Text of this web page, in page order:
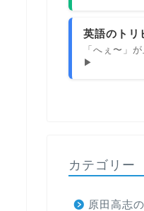
英語のトリ
「へぇ〜」
▶
カテゴリー
原田高志